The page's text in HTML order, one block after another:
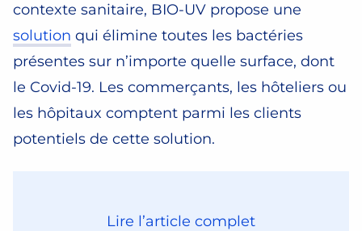
contexte sanitaire, BIO-UV propose une
solution qui élimine toutes les bactéries
présentes sur n’importe quelle surface, dont
le Covid-19. Les commerçants, les hôteliers ou
les hôpitaux comptent parmi les clients
potentiels de cette solution.
Lire l’article complet